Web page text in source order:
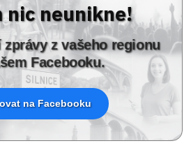
nic neunikne!
z vašeho regionu
Facebooku.
na Facebooku